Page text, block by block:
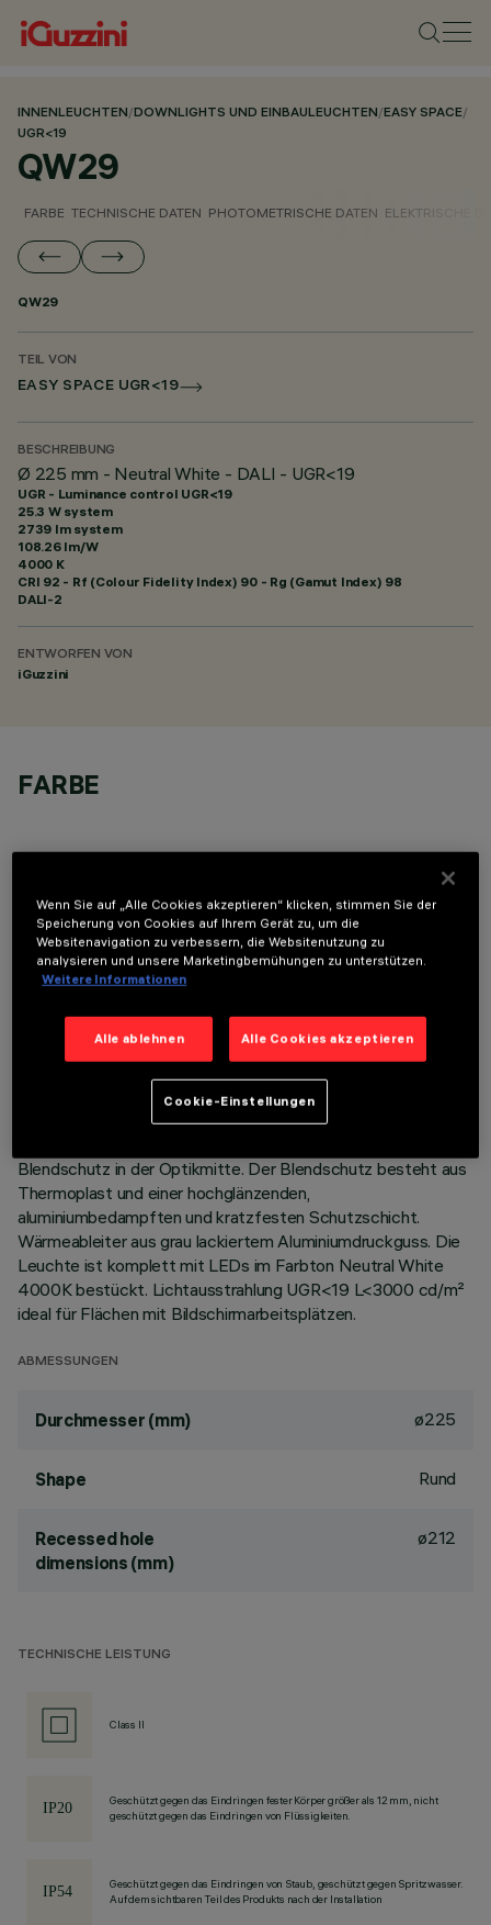
INNENLEUCHTEN/DOWNLIGHTS UND EINBAULEUCHTEN/EASY SPACE/
UGR<19
QW29
FARBE TECHNISCHE DATEN PHOTOMETRISCHE DATEN ELEKTRISCHE
QW29
TEIL VON
EASY SPACE UGR<19
BESCHREIBUNG
Ø 225 mm - Neutral White - DALI - UGR<19
UGR - Luminance control UGR<19
25.3 W system
2739 lm system
108.26 lm/W
4000 K
CRI 92 - Rf (Colour Fidelity Index) 90 - Rg (Gamut Index) 98
DALI-2
ENTWORFEN VON
iGuzzini
FARBE
TECHNISCHE DATEN
LETZTES UPDATE: 06.08.2026
BESCHREIBUNG
Lichtquellen mit CoB-Technologie. Version mit Rahmen zur
aufgesetzten Installation. Reflektor aus Thermoplast mit
Blendschutz in der Optikmitte. Der Blendschutz besteht aus
Thermoplast und einer hochglänzenden,
aluminiumbedampften und kratzfesten Schutzschicht.
Wärmeableiter aus grau lackiertem Aluminiumdruckguss. Die
Leuchte ist komplett mit LEDs im Farbton Neutral White
4000K bestückt. Lichtausstrahlung UGR<19 L<3000 cd/m²
ideal für Flächen mit Bildschirmarbeitsplätzen.
ABMESSUNGEN
Durchmesser (mm) ø225
Shape Rund
Recessed hole
dimensions (mm)
ø212
TECHNISCHE LEISTUNG
Class II
Geschützt gegen das Eindringen fester Körper größer als 12 mm, nicht
geschützt gegen das Eindringen von Flüssigkeiten.
Geschützt gegen das Eindringen von Staub, geschützt gegen Spritzwasser.
Auf dem sichtbaren Teil des Produkts nach der Installation
Wenn Sie auf „Alle Cookies akzeptieren“ klicken, stimmen Sie der
Speicherung von Cookies auf Ihrem Gerät zu, um die
Websitenavigation zu verbessern, die Websitenutzung zu
analysieren und unsere Marketingbemühungen zu unterstützen.
Weitere Informationen
Alle ablehnen Alle Cookies akzeptieren
Cookie-Einstellungen